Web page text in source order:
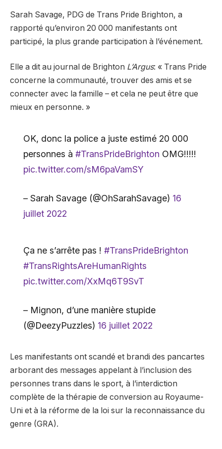
Sarah Savage, PDG de Trans Pride Brighton, a
rapporté qu’environ 20 000 manifestants ont
participé, la plus grande participation à l’événement.
Elle a dit au journal de Brighton L’Argus: « Trans Pride
concerne la communauté, trouver des amis et se
connecter avec la famille – et cela ne peut être que
mieux en personne. »
OK, donc la police a juste estimé 20 000
personnes à #TransPrideBrighton OMG!!!!!
pic.twitter.com/sM6paVamSY
– Sarah Savage (@OhSarahSavage) 16
juillet 2022
Ça ne s’arrête pas ! #TransPrideBrighton
#TransRightsAreHumanRights
pic.twitter.com/XxMq6T9SvT
– Mignon, d’une manière stupide
(@DeezyPuzzles) 16 juillet 2022
Les manifestants ont scandé et brandi des pancartes
arborant des messages appelant à l’inclusion des
personnes trans dans le sport, à l’interdiction
complète de la thérapie de conversion au Royaume-
Uni et à la réforme de la loi sur la reconnaissance du
genre (GRA).